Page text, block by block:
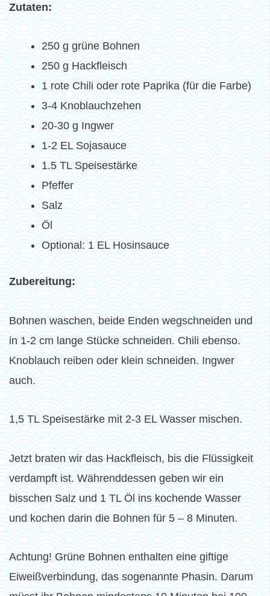
Zutaten:
250 g grüne Bohnen
250 g Hackfleisch
1 rote Chili oder rote Paprika (für die Farbe)
3-4 Knoblauchzehen
20-30 g Ingwer
1-2 EL Sojasauce
1.5 TL Speisestärke
Pfeffer
Salz
Öl
Optional: 1 EL Hosinsauce
Zubereitung:
Bohnen waschen, beide Enden wegschneiden und
in 1-2 cm lange Stücke schneiden. Chili ebenso.
Knoblauch reiben oder klein schneiden. Ingwer
auch.
1,5 TL Speisestärke mit 2-3 EL Wasser mischen.
Jetzt braten wir das Hackfleisch, bis die Flüssigkeit
verdampft ist. Währenddessen geben wir ein
bisschen Salz und 1 TL Öl ins kochende Wasser
und kochen darin die Bohnen für 5 – 8 Minuten.
Achtung! Grüne Bohnen enthalten eine giftige
Eiweißverbindung, das sogenannte Phasin. Darum